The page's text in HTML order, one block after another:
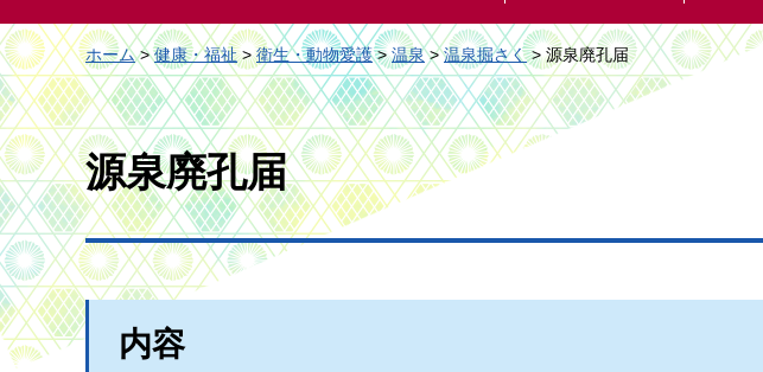
ホーム>健康・福祉>衛生・動物愛護>温泉>温泉掘さく> 源泉廃孔届
源泉廃孔届
内容